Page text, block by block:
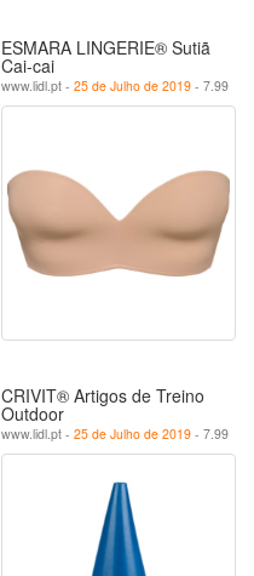
ESMARA LINGERIE® Sutiã
Cai-cai
www.lidl.pt - 25 de Julho de 2019 - 7.99
CRIVIT® Artigos de Treino
Outdoor
www.lidl.pt - 25 de Julho de 2019 - 7.99